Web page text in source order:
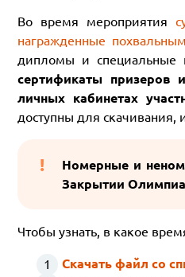
Во время мероприятия
награжденные
дипломы и специальные
сертификаты призеров
личных кабинетах
доступны для скачивания,
Номерные и
Закрытии
Чтобы узнать, в какое
Скачать файл со